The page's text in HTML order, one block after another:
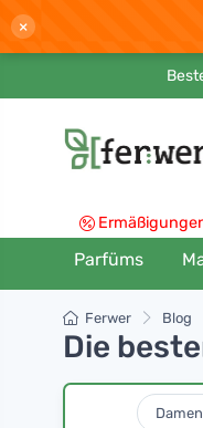
×
Parfüms
Ferwer Blog
Die